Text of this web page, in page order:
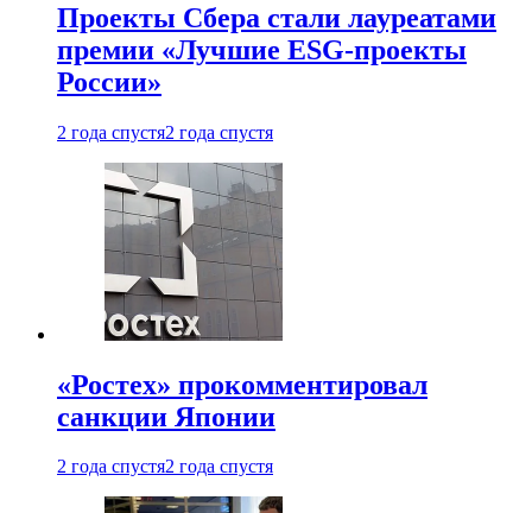
Проекты Сбера стали лауреатами
премии «Лучшие ESG-проекты
России»
2 года спустя2 года спустя
«Ростех» прокомментировал
санкции Японии
2 года спустя2 года спустя